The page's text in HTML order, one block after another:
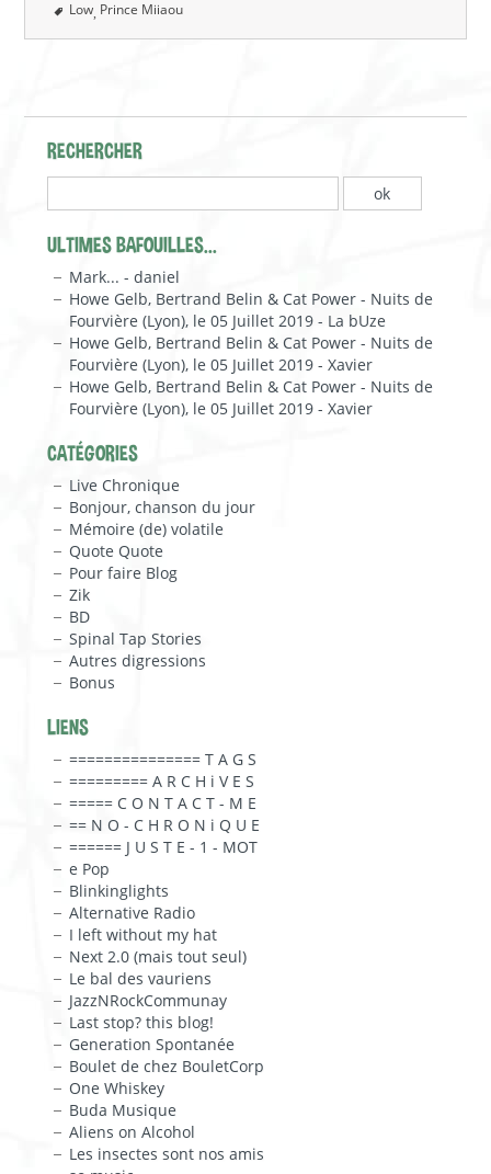
Low Prince Miiaou
RECHERCHER
ULTIMES BAFOUILLES...
Mark... - daniel
Howe Gelb, Bertrand Belin & Cat Power - Nuits de
Fourvière (Lyon), le 05 Juillet 2019 - La bUze
Howe Gelb, Bertrand Belin & Cat Power - Nuits de
Fourvière (Lyon), le 05 Juillet 2019 - Xavier
Howe Gelb, Bertrand Belin & Cat Power - Nuits de
Fourvière (Lyon), le 05 Juillet 2019 - Xavier
CATÉGORIES
Live Chronique
Bonjour, chanson du jour
Mémoire (de) volatile
Quote Quote
Pour faire Blog
Zik
BD
Spinal Tap Stories
Autres digressions
Bonus
LIENS
=============== T A G S
========= A R C H i V E S
===== C O N T A C T - M E
== N O - C H R O N i Q U E
====== J U S T E - 1 - MOT
e Pop
Blinkinglights
Alternative Radio
I left without my hat
Next 2.0 (mais tout seul)
Le bal des vauriens
JazzNRockCommunay
Last stop? this blog!
Generation Spontanée
Boulet de chez BouletCorp
One Whiskey
Buda Musique
Aliens on Alcohol
Les insectes sont nos amis